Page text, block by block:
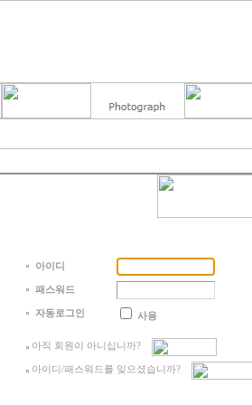
아이디
패스워드
자동로그인 사용
아직 회원이 아니십니까?
아이디/패스워드를 잊으셨습니까?